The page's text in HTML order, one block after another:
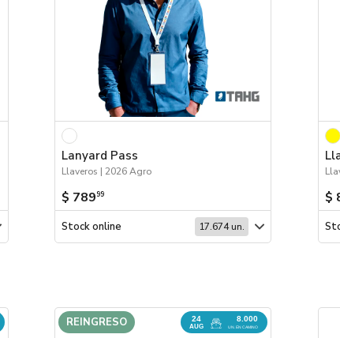
Lanyard Pass
Llaveros | 2026 Agro
$ 78999
Stock online 17.674 un.
$
24
AUG
8.000
UN. EN CAMINO
REINGRESO